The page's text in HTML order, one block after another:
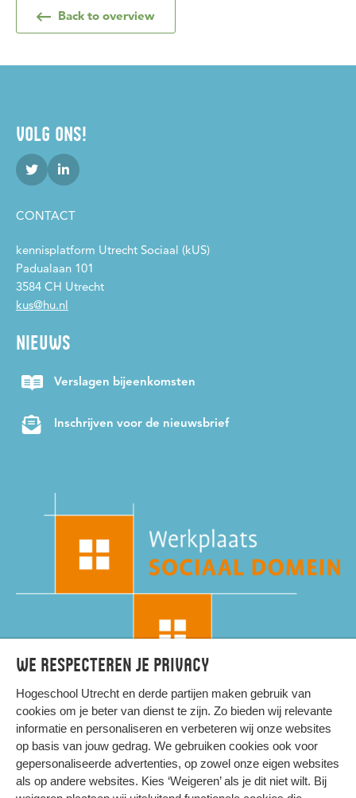
We respecteren je privacy
Hogeschool Utrecht en derde partijen maken gebruik van
cookies om je beter van dienst te zijn. Zo bieden wij relevante
informatie en personaliseren en verbeteren wij onze websites
op basis van jouw gedrag. We gebruiken cookies ook voor
gepersonaliseerde advertenties, op zowel onze eigen websites
als op andere websites. Kies ‘Weigeren’ als je dit niet wilt. Bij
Back to overview
VOLG ONS!
CONTACT
kennisplatform Utrecht Sociaal (kUS)
Padualaan 101
3584 CH Utrecht
kus@hu.nl
NIEUWS
Verslagen bijeenkomsten
Inschrijven voor de nieuwsbrief
HIER KOMT ALLES SAMEN